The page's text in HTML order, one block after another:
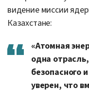
видение миссии
Казахстане:
«Атомная
одна
безопасного
уверен, что